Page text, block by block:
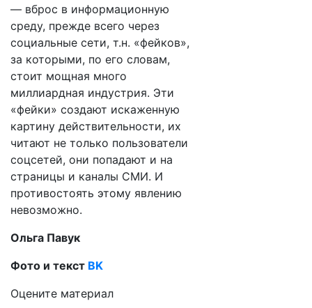
— вброс в информационную
среду, прежде всего через
социальные сети, т.н. «фейков»,
за которыми, по его словам,
стоит мощная много
миллиардная индустрия. Эти
«фейки» создают искаженную
картину действительности, их
читают не только пользователи
соцсетей, они попадают и на
страницы и каналы СМИ. И
противостоять этому явлению
невозможно.
Ольга Павук
Фото и текст BK
Оцените материал